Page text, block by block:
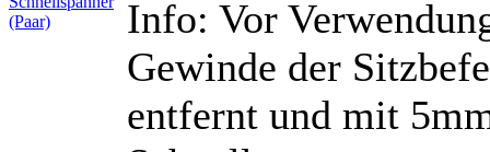
Info: Vor
Gewinde der
entfernt und mit